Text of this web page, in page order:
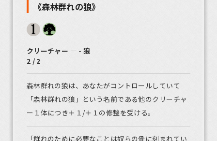
《森林群れの狼》
クリーチャー ― - 狼
2 / 2
森林群れの狼は、あなたがコントロールしていて
「森林群れの狼」という名前である他のクリーチャ
ー１体につき＋１/＋１の修整を受ける。
「群れのために必要なことは奴らの骨に刻まれてい